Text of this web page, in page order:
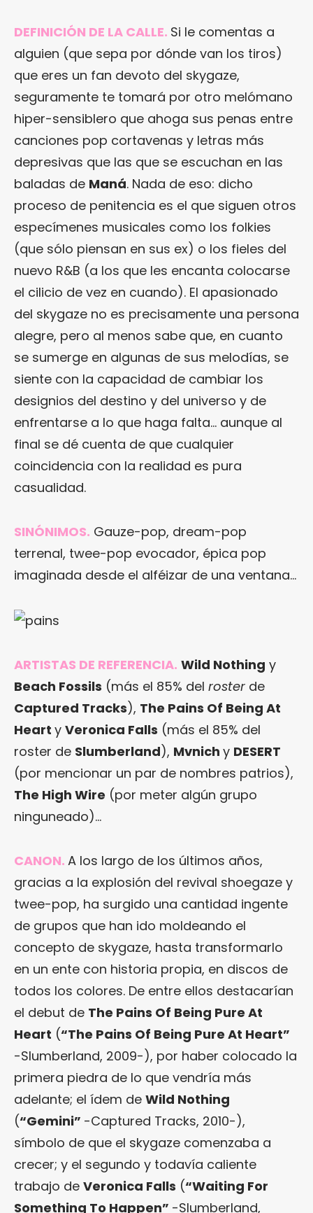
DEFINICIÓN DE LA CALLE. Si le comentas a
alguien (que sepa por dónde van los tiros)
que eres un fan devoto del skygaze,
seguramente te tomará por otro melómano
hiper-sensiblero que ahoga sus penas entre
canciones pop cortavenas y letras más
depresivas que las que se escuchan en las
baladas de Maná. Nada de eso: dicho
proceso de penitencia es el que siguen otros
especímenes musicales como los folkies
(que sólo piensan en sus ex) o los fieles del
nuevo R&B (a los que les encanta colocarse
el cilicio de vez en cuando). El apasionado
del skygaze no es precisamente una persona
alegre, pero al menos sabe que, en cuanto
se sumerge en algunas de sus melodías, se
siente con la capacidad de cambiar los
designios del destino y del universo y de
enfrentarse a lo que haga falta… aunque al
final se dé cuenta de que cualquier
coincidencia con la realidad es pura
casualidad.
SINÓNIMOS. Gauze-pop, dream-pop
terrenal, twee-pop evocador, épica pop
imaginada desde el alféizar de una ventana…
ARTISTAS DE REFERENCIA. Wild Nothing y
Beach Fossils (más el 85% del roster de
Captured Tracks), The Pains Of Being At
Heart y Veronica Falls (más el 85% del
roster de Slumberland), Mvnich y DESERT
(por mencionar un par de nombres patrios),
The High Wire (por meter algún grupo
ninguneado)…
CANON. A los largo de los últimos años,
gracias a la explosión del revival shoegaze y
twee-pop, ha surgido una cantidad ingente
de grupos que han ido moldeando el
concepto de skygaze, hasta transformarlo
en un ente con historia propia, en discos de
todos los colores. De entre ellos destacarían
el debut de The Pains Of Being Pure At
Heart (“The Pains Of Being Pure At Heart”
-Slumberland, 2009-), por haber colocado la
primera piedra de lo que vendría más
adelante; el ídem de Wild Nothing
(“Gemini” -Captured Tracks, 2010-),
símbolo de que el skygaze comenzaba a
crecer; y el segundo y todavía caliente
trabajo de Veronica Falls (“Waiting For
Something To Happen” -Slumberland,